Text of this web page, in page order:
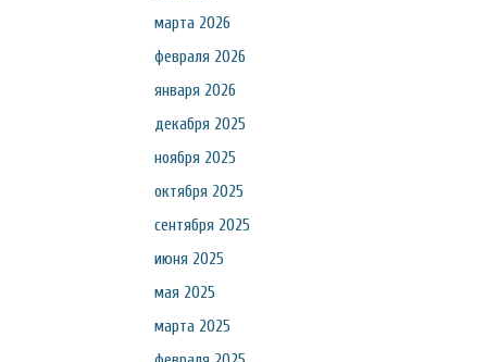
марта 2026
февраля 2026
января 2026
декабря 2025
ноября 2025
октября 2025
сентября 2025
июня 2025
мая 2025
марта 2025